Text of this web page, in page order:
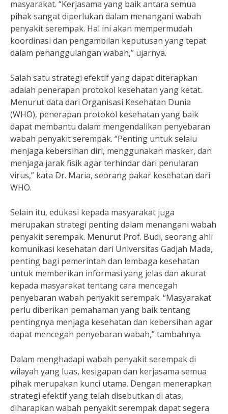
masyarakat. “Kerjasama yang baik antara semua
pihak sangat diperlukan dalam menangani wabah
penyakit serempak. Hal ini akan mempermudah
koordinasi dan pengambilan keputusan yang tepat
dalam penanggulangan wabah,” ujarnya.
Salah satu strategi efektif yang dapat diterapkan
adalah penerapan protokol kesehatan yang ketat.
Menurut data dari Organisasi Kesehatan Dunia
(WHO), penerapan protokol kesehatan yang baik
dapat membantu dalam mengendalikan penyebaran
wabah penyakit serempak. “Penting untuk selalu
menjaga kebersihan diri, menggunakan masker, dan
menjaga jarak fisik agar terhindar dari penularan
virus,” kata Dr. Maria, seorang pakar kesehatan dari
WHO.
Selain itu, edukasi kepada masyarakat juga
merupakan strategi penting dalam menangani wabah
penyakit serempak. Menurut Prof. Budi, seorang ahli
komunikasi kesehatan dari Universitas Gadjah Mada,
penting bagi pemerintah dan lembaga kesehatan
untuk memberikan informasi yang jelas dan akurat
kepada masyarakat tentang cara mencegah
penyebaran wabah penyakit serempak. “Masyarakat
perlu diberikan pemahaman yang baik tentang
pentingnya menjaga kesehatan dan kebersihan agar
dapat mencegah penyebaran wabah,” tambahnya.
Dalam menghadapi wabah penyakit serempak di
wilayah yang luas, kesigapan dan kerjasama semua
pihak merupakan kunci utama. Dengan menerapkan
strategi efektif yang telah disebutkan di atas,
diharapkan wabah penyakit serempak dapat segera